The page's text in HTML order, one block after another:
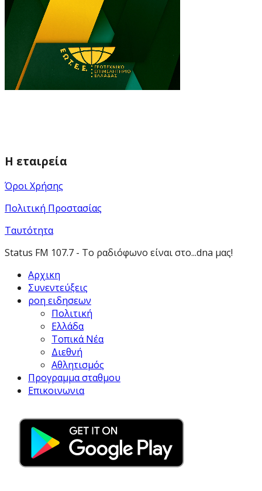
Η εταιρεία
Όροι Χρήσης
Πολιτική Προστασίας
Ταυτότητα
Status FM 107.7 - Το ραδιόφωνο είναι στο...dna μας!
Αρχικη
Συνεντεύξεις
ροη ειδησεων
Πολιτική
Ελλάδα
Τοπικά Νέα
Διεθνή
Αθλητισμός
Προγραμμα σταθμου
Επικοινωνια